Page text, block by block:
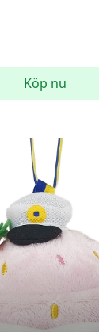
Köp nu